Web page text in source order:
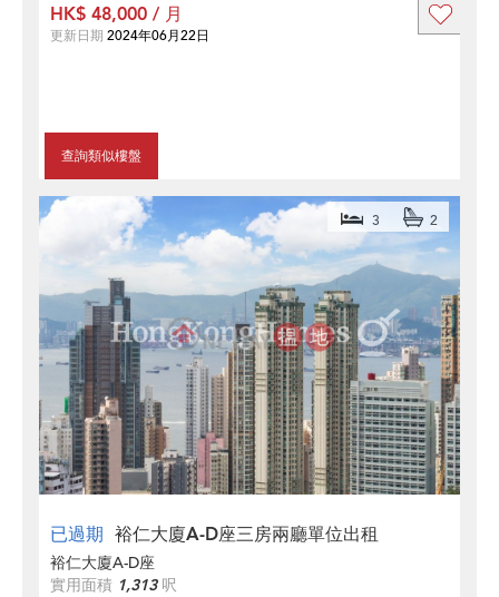
查詢類似樓盤
HK$ 48,000 / 月
更新日期 2024年06月22日
已過期 裕仁大廈A-D座三房兩廳單位出租
3 2
裕仁大廈A-D座
實用面積 1,313呎